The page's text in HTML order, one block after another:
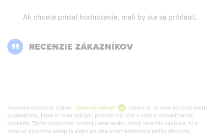
Ak chcete pridať hodnotenie, mali by ste sa prihlásiť.
RECENZIE ZÁKAZNÍKOV
Recenzia označená textom „Overený nákup“
znamená, že sme schopní overiť
spotrebiteľa, ktorý si tovar zakúpil, pretože má účet v našom Allnutrition.sk
obchode. Týmto spôsobom kontrolujeme osobu, ktorá recenziu napísala, či si
produkt skutočne zakúpila alebo použila prostredníctvom nášho obchodu.